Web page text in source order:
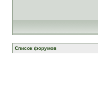
Список форумов